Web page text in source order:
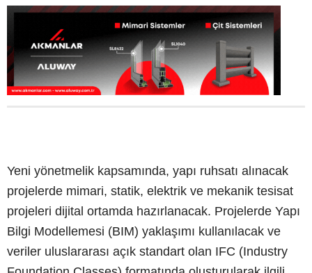
Yeni yönetmelik kapsamında, yapı ruhsatı alınacak
projelerde mimari, statik, elektrik ve mekanik tesisat
projeleri dijital ortamda hazırlanacak. Projelerde Yapı
Bilgi Modellemesi (BIM) yaklaşımı kullanılacak ve
veriler uluslararası açık standart olan IFC (Industry